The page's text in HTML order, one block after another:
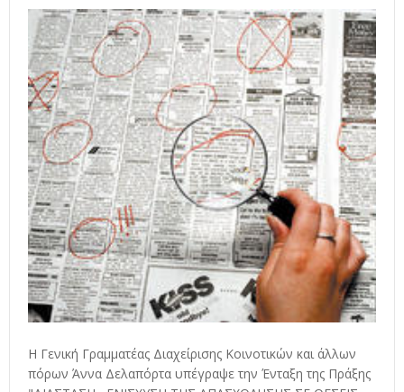
Η Γενική Γραμματέας Διαχείρισης Κοινοτικών και άλλων
πόρων Άννα Δελαπόρτα υπέγραψε την Ένταξη της Πράξης